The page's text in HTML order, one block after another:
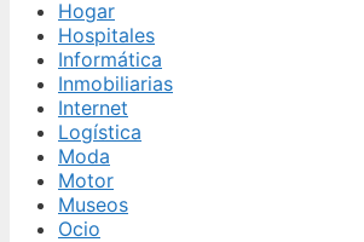
Hogar
Hospitales
Informática
Inmobiliarias
Internet
Logística
Moda
Motor
Museos
Ocio